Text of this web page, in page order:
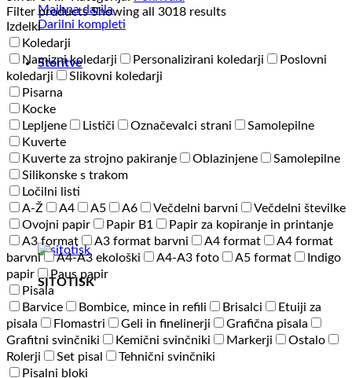
Majhna darila
Darilni kompleti
Storitve
SITOTISK
količina
Filter productsShowing all 3018 results
Izdelki
Koledarji
Namizni koledarji
Personalizirani koledarji
Poslovni
koledarji
Slikovni koledarji
Pisarna
Kocke
Lepljene
Lističi Označevalci strani
Samolepilne
Kuverte
Kuverte za strojno pakiranje
Oblazinjene
Samolepilne
Silikonske s trakom
Ločilni listi
A-Ž
A4 A5 A6 Večdelni barvni
Večdelni številke
Ovojni papir
Papir B1
Papir za kopiranje in printanje
A3 format
A3 format barvni A4 format
A4 format
barvni
A4-A3 ekološki A4-A3 foto A5 format
Indigo
papir
Paus papir
Pisala
Barvice
Bombice, mince in refili Brisalci
Etuiji za
pisala
Flomastri Geli in finelinerji
Grafična pisala
Grafitni svinčniki
Kemični svinčniki Markerji
Ostalo
Rolerji
Set pisal
Tehnični svinčniki
Pisalni bloki